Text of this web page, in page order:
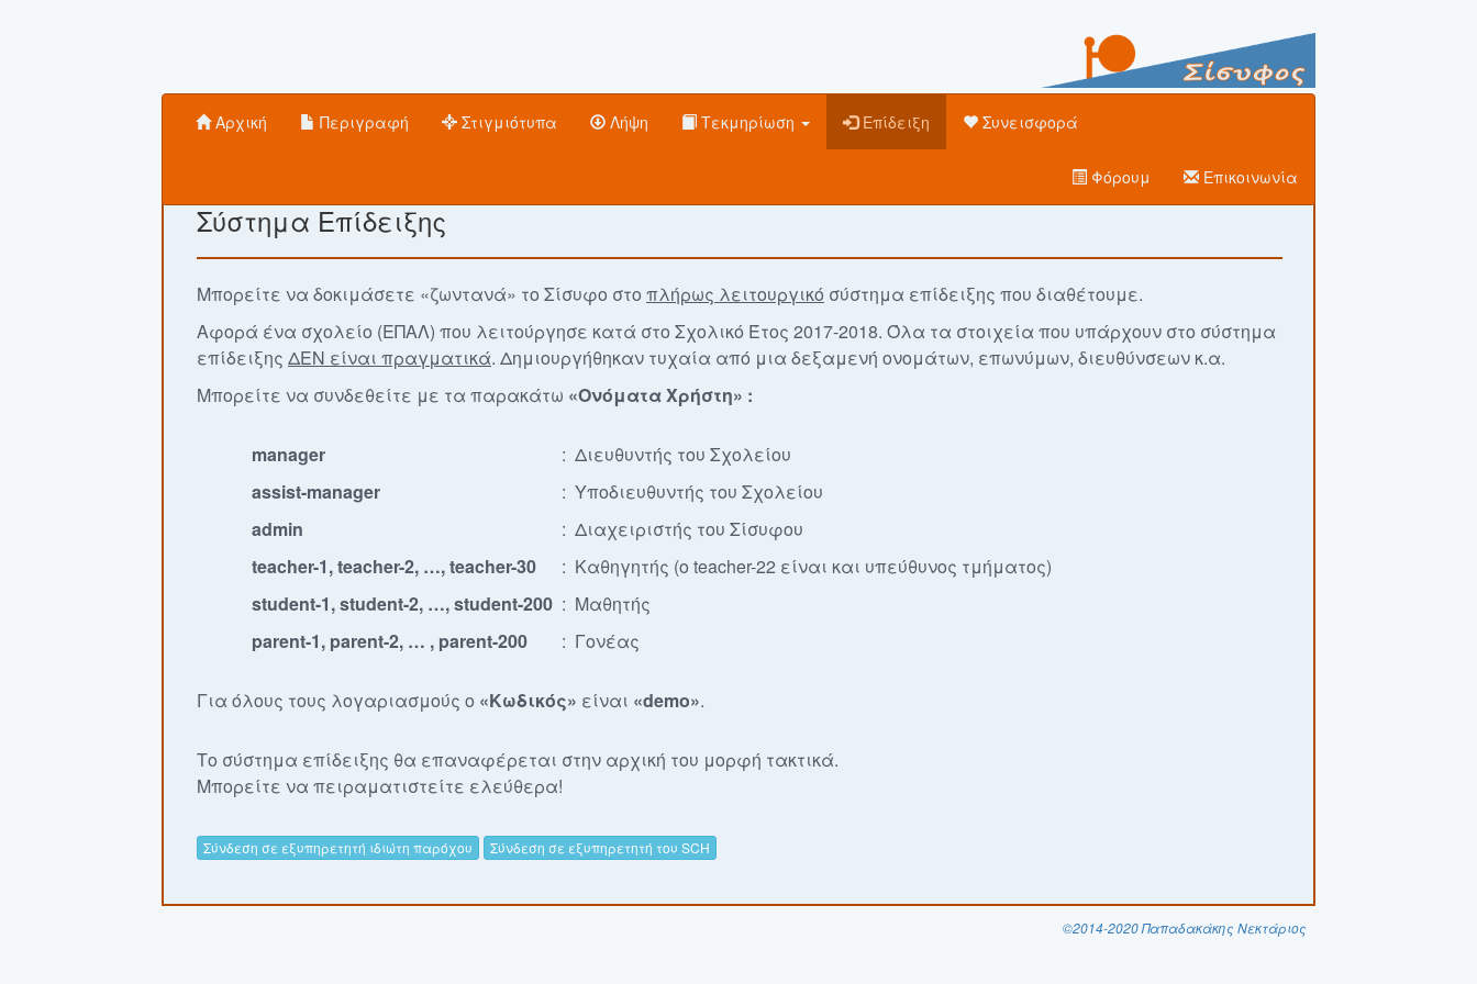
Αρχική Περιγραφή Στιγμιότυπα Λήψη Τεκμηρίωση Επίδειξη Συνεισφορά
Φόρουμ Επικοινωνία
Σύστημα Επίδειξης
Μπορείτε να δοκιμάσετε «ζωντανά» το Σίσυφο στο πλήρως λειτουργικό σύστημα επίδειξης που διαθέτουμε.
Αφορά ένα σχολείο (ΕΠΑΛ) που λειτούργησε κατά στο Σχολικό Έτος 2017-2018. Όλα τα στοιχεία που υπάρχουν στο σύστημα
επίδειξης ΔΕΝ είναι πραγματικά. Δημιουργήθηκαν τυχαία από μια δεξαμενή ονομάτων, επωνύμων, διευθύνσεων κ.α.
Μπορείτε να συνδεθείτε με τα παρακάτω «Ονόματα Χρήστη» :
manager : Διευθυντής του Σχολείου
assist-manager
: Υποδιευθυντής του Σχολείου
admin
: Διαχειριστής του Σίσυφου
teacher-1, teacher-2, …, teacher-30
: Καθηγητής (ο teacher-22 είναι και υπεύθυνος τμήματος)
student-1, student-2, …, student-200 : Μαθητής
parent-1, parent-2, … , parent-200
: Γονέας
Για όλους τους λογαριασμούς ο «Κωδικός» είναι «demo».
Το σύστημα επίδειξης θα επαναφέρεται στην αρχική του μορφή τακτικά.
Μπορείτε να πειραματιστείτε ελεύθερα!
Σύνδεση σε εξυπηρετητή ιδιώτη παρόχου Σύνδεση σε εξυπηρετητή του SCH
©2014-2020 Παπαδακάκης Νεκτάριος